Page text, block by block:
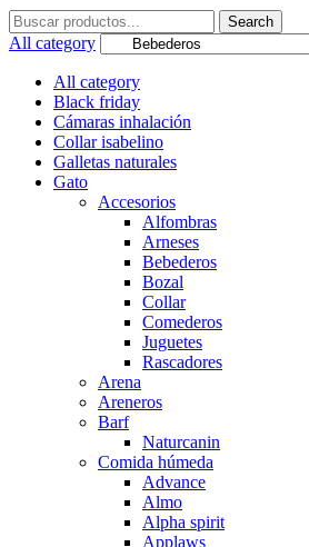
Search
for:
Search
All category
All category
Black friday
Cámaras inhalación
Collar isabelino
Galletas naturales
Gato
Accesorios
Alfombras
Arneses
Bebederos
Bozal
Collar
Comederos
Juguetes
Rascadores
Arena
Areneros
Barf
Naturcanin
Comida húmeda
Advance
Almo
Alpha spirit
Applaws